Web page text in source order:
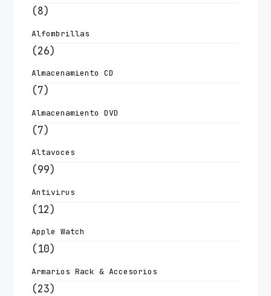
(8)
Alfombrillas
(26)
Almacenamiento CD
(7)
Almacenamiento DVD
(7)
Altavoces
(99)
Antivirus
(12)
Apple Watch
(10)
Armarios Rack & Accesorios
(23)